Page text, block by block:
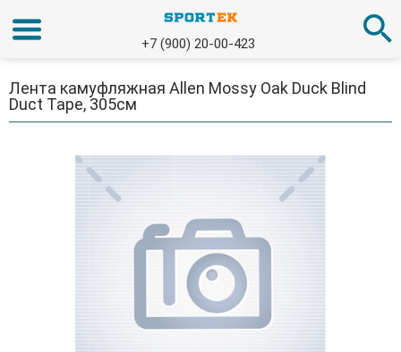
+7 (900) 20-00-423
Лента камуфляжная Allen Mossy Oak Duck Blind
Duct Tape, 305см